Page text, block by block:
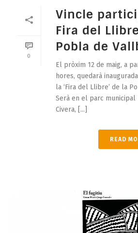
0
Vincle
Fira del
Pobla de
El pròxim 12 de maig, a
hores, quedarà
la ‘Fira del Llibre’ de la
Serà en el parc municipal
Civera, [...]
READ